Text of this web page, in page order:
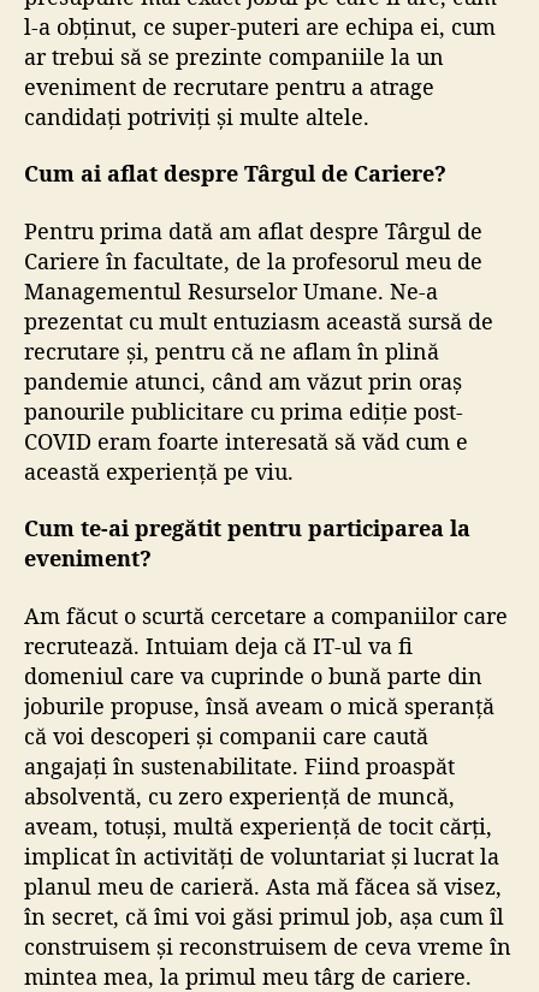
l-a obținut, ce super-puteri are echipa ei, cum
ar trebui să se prezinte companiile la un
eveniment de recrutare pentru a atrage
candidați potriviți și multe altele.
Cum ai aflat despre Târgul de Cariere?
Pentru prima dată am aflat despre Târgul de
Cariere în facultate, de la profesorul meu de
Managementul Resurselor Umane. Ne-a
prezentat cu mult entuziasm această sursă de
recrutare și, pentru că ne aflam în plină
pandemie atunci, când am văzut prin oraș
panourile publicitare cu prima ediție post-
COVID eram foarte interesată să văd cum e
această experiență pe viu.
Cum te-ai pregătit pentru participarea la
eveniment?
Am făcut o scurtă cercetare a companiilor care
recrutează. Intuiam deja că IT-ul va fi
domeniul care va cuprinde o bună parte din
joburile propuse, însă aveam o mică speranță
că voi descoperi și companii care caută
angajați în sustenabilitate. Fiind proaspăt
absolventă, cu zero experiență de muncă,
aveam, totuși, multă experiență de tocit cărți,
implicat în activități de voluntariat și lucrat la
planul meu de carieră. Asta mă făcea să visez,
în secret, că îmi voi găsi primul job, așa cum îl
construisem și reconstruisem de ceva vreme în
mintea mea, la primul meu târg de cariere.